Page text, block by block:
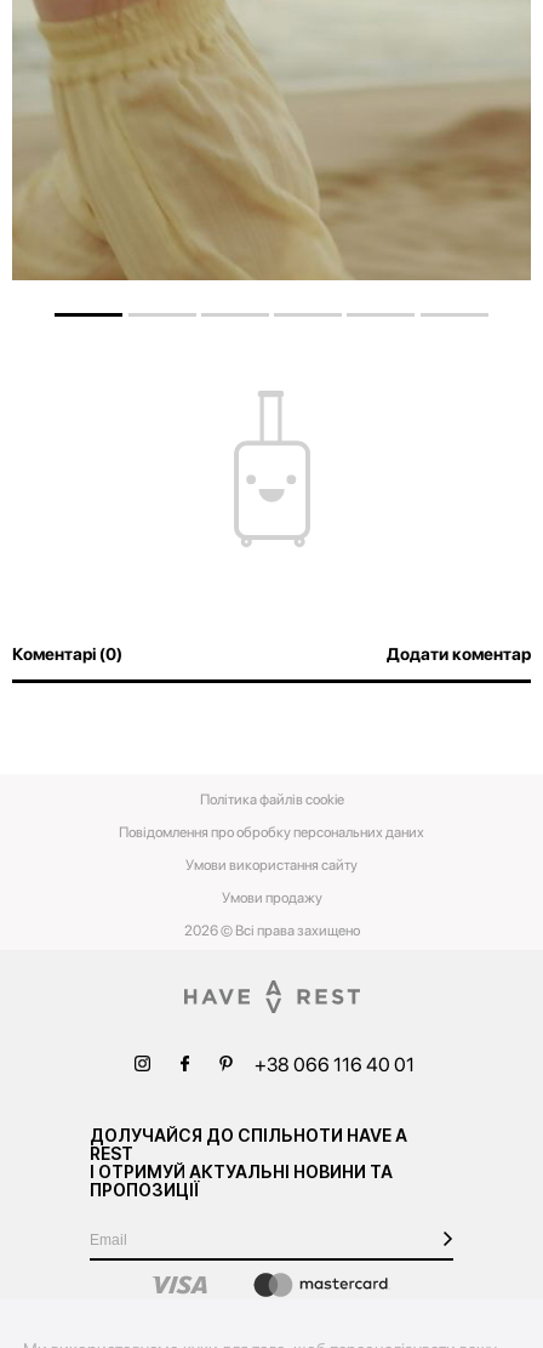
Коментарі (0) Додати коментар
2026 © Всі права захищено
Повідомлення про обробку персональних даних
Умови використання сайту
Умови‌ ‌продажу‌
Політика файлів cookie
+38 066 116 40 01
ДОЛУЧАЙСЯ ДО СПІЛЬНОТИ HAVE A
REST
І ОТРИМУЙ АКТУАЛЬНІ НОВИНИ ТА
ПРОПОЗИЦІЇ